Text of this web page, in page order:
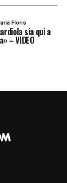
Floris
sia qui a
– VIDEO